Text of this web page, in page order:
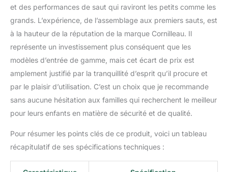
et des performances de saut qui raviront les petits comme les
grands. L’expérience, de l’assemblage aux premiers sauts, est
à la hauteur de la réputation de la marque Cornilleau. Il
représente un investissement plus conséquent que les
modèles d’entrée de gamme, mais cet écart de prix est
amplement justifié par la tranquillité d’esprit qu’il procure et
par le plaisir d’utilisation. C’est un choix que je recommande
sans aucune hésitation aux familles qui recherchent le meilleur
pour leurs enfants en matière de sécurité et de qualité.
Pour résumer les points clés de ce produit, voici un tableau
récapitulatif de ses spécifications techniques :